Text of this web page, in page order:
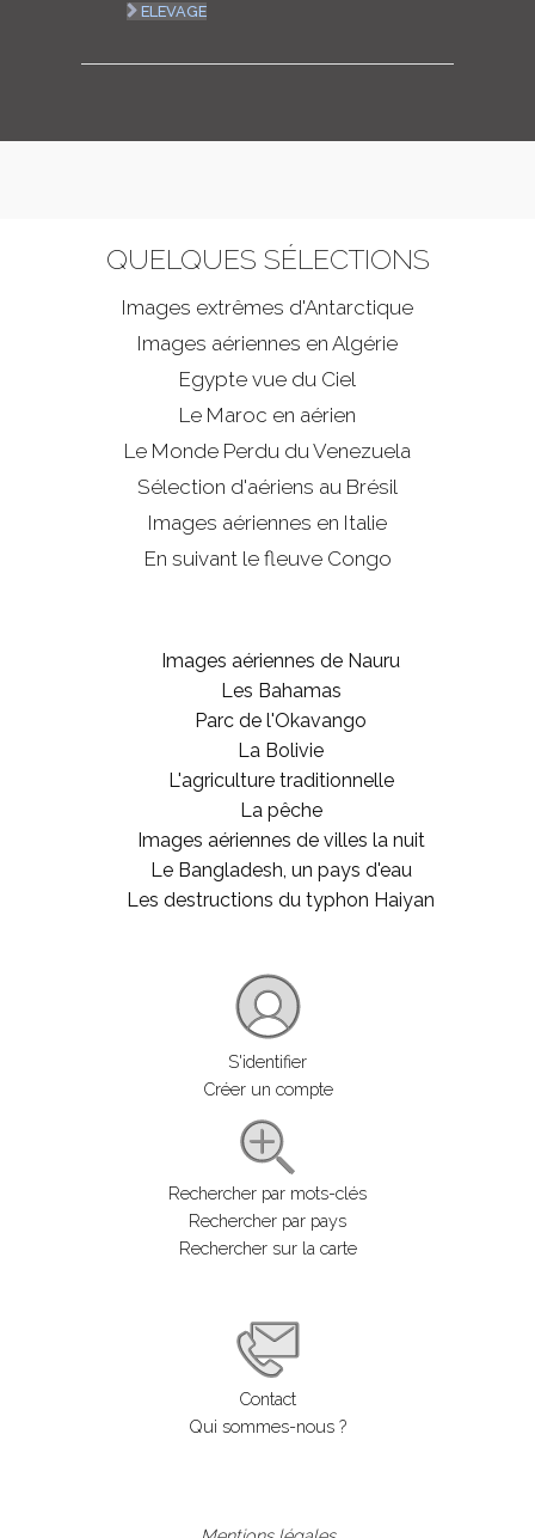
ELEVAGE
QUELQUES SÉLECTIONS
Images extrêmes d'Antarctique
Images aériennes en Algérie
Egypte vue du Ciel
Le Maroc en aérien
Le Monde Perdu du Venezuela
Sélection d'aériens au Brésil
Images aériennes en Italie
En suivant le fleuve Congo
Images aériennes de Nauru
Les Bahamas
Parc de l'Okavango
La Bolivie
L'agriculture traditionnelle
La pêche
Images aériennes de villes la nuit
Le Bangladesh, un pays d'eau
Les destructions du typhon Haiyan
S'identifier
Créer un compte
Rechercher par mots-clés
Rechercher par pays
Rechercher sur la carte
Contact
Qui sommes-nous ?